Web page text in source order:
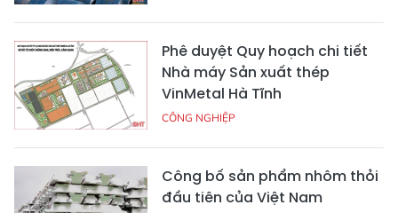
Phê duyệt Quy hoạch chi tiết
Nhà máy Sản xuất thép
VinMetal Hà Tĩnh
CÔNG NGHIỆP
Công bố sản phẩm nhôm thỏi
đầu tiên của Việt Nam